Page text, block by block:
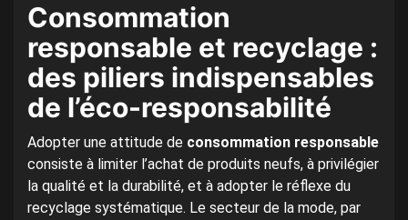
Consommation
responsable et recyclage :
des piliers indispensables
de l’éco-responsabilité
Adopter une attitude de consommation responsable
consiste à limiter l’achat de produits neufs, à privilégier
la qualité et la durabilité, et à adopter le réflexe du
recyclage systématique. Le secteur de la mode, par